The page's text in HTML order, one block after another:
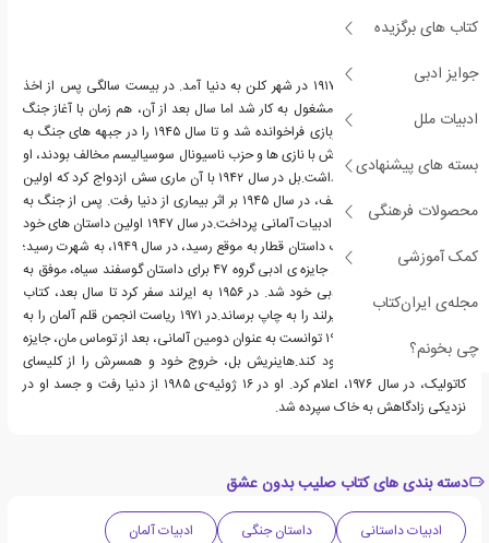
کتاب های برگزیده
جوایز ادبی
ادبیات ملل
بسته های پیشنهادی
محصولات فرهنگی
کمک آموزشی
مجله‌ی ایران‌کتاب
چی بخونم؟
هاینریش بل، ۲۱ دسامبر ۱۹۱۷ در شهر کلن به دنیا آمد. در بیست سالگی پس از اخذ
دیپلم در یک کتابفروشی مشغول به کار شد اما سال بعد از آن، هم زمان با آغاز جنگ
جهانی دوم به خدمت سربازی فراخوانده شد و تا سال ۱۹۴۵ را در جبهه های جنگ به
سربرد. با این که خانواده اش با نازی ها و حزب ناسیونال سوسیالیسم مخالف بودند، او
در ابتدا با آن ها همدلی داشت.بل در سال ۱۹۴۲ با آن ماری سش ازدواج کرد که اولین
فرزند آن ها، به نام کرسیتف، در سال ۱۹۴۵ بر اثر بیماری از دنیا رفت. پس از جنگ به
تحصیل در رشته ی زبان و ادبیات آلمانی پرداخت.در سال ۱۹۴۷ اولین داستان های خود
را به چاپ رسانید و با چاپ داستان قطار به موقع رسید، در سال ۱۹۴۹، به شهرت رسید؛
در سال ۱۹۵۱ با برنده شدن جایزه ی ادبی گروه ۴۷ برای داستان گوسفند سیاه، موفق به
دریافت اولین جایزه ی ادبی خود شد. در ۱۹۵۶ به ایرلند سفر کرد تا سال بعد، کتاب
یادداشت های روزانه ی ایرلند را به چاپ برساند.در ۱۹۷۱ ریاست انجمن قلم آلمان را به
عهده گرفت. او در سال ۱۹۷۲ توانست به عنوان دومین آلمانی، بعد از توماس مان، جایزه
ی ادبی نوبل را از آن خود کند.هاینریش بل، خروج خود و همسرش را از کلیسای
کاتولیک، در سال ۱۹۷۶، اعلام کرد. او در ۱۶ ژوئیه-ی ۱۹۸۵ از دنیا رفت و جسد او در
نزدیکی زادگاهش به خاک سپرده شد.
دسته بندی های کتاب صلیب بدون عشق
ادبیات داستانی داستان جنگی
ادبیات آلمان